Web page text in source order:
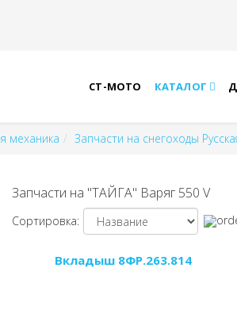
СТ-МОТО КАТАЛОГ
механика Запчасти на снегоходы
Запчасти на "ТАЙГА" Варяг 550 V
Сортировка:
Вкладыш 8ФР.263.814